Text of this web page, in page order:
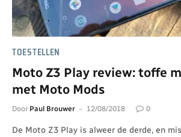
TOESTELLEN
Moto Z3 Play review: toffe
met Moto Mods
Door Paul Brouwer 12/08/2018 0
De Moto Z3 Play is alweer de derde, en